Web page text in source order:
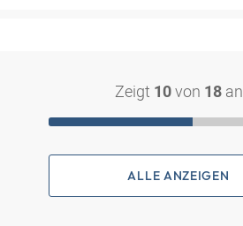
Zeigt 10von 18an
ALLE ANZEIGEN